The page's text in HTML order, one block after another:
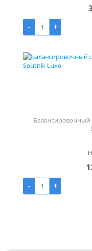
-
+
Балансировочный
-
+